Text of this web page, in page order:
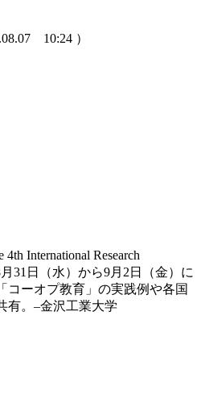
10:24 ）
International Research
月31日（水）から9月2日（金）に
コーオプ教育」の実践例や各国
有。–金沢工業大学